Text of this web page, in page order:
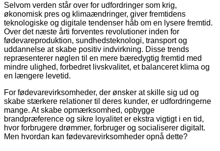
Selvom verden står over for udfordringer som krig,
økonomisk pres og klimaændringer, giver fremtidens
teknologiske og digitale tendenser håb om en lysere fremtid.
Over det næste årti forventes revolutioner inden for
fødevareproduktion, sundhedsteknologi, transport og
uddannelse at skabe positiv indvirkning. Disse trends
repræsenterer nøglen til en mere bæredygtig fremtid med
mindre ulighed, forbedret livskvalitet, et balanceret klima og
en længere levetid.
For fødevarevirksomheder, der ønsker at skille sig ud og
skabe stærkere relationer til deres kunder, er udfordringerne
mange. At skabe opmærksomhed, opbygge
brandpræference og sikre loyalitet er ekstra vigtigt i en tid,
hvor forbrugere drømmer, forbruger og socialiserer digitalt.
Men hvordan kan fødevarevirksomheder opnå dette?